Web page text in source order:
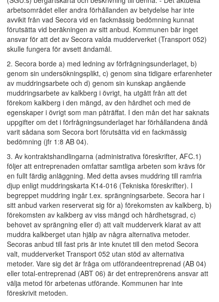
arbetsområdet eller andra förhållanden av betydelse har inte
avvikit från vad Secora vid en fackmässig bedömning kunnat
förutsätta vid beräkningen av sitt anbud. Kommunen bär inget
ansvar för att det av Secora valda mudderverket (Transport 052)
skulle fungera för avsett ändamål.
2. Secora borde a) med ledning av förfrågningsunderlaget, b)
genom sin undersökningsplikt, c) genom sina tidigare erfarenheter
av muddringsarbete och d) genom sin kunskap angående
muddringsarbete av kalkberg i övrigt, ha utgått från att det
förekom kalkberg i den mängd, av den hårdhet och med de
egenskaper i övrigt som man påträffat. I den mån det har saknats
uppgifter om det i förfrågningsunderlaget har förhållandena ändå
varit sådana som Secora bort förutsätta vid en fackmässig
bedömning (jfr 1:8 AB 04).
3. Av kontraktshandlingarna (administrativa föreskrifter, AFC.1)
följer att entreprenaden omfattar samtliga arbeten som krävs för
en fullt färdig anläggning. Med detta avses muddring till ramfria
djup enligt muddringskarta K14-016 (Tekniska föreskrifter). I
begreppet muddring ingår t.ex. sprängningsarbete. Secora har i
sitt anbud varken reserverat sig för a) förekomsten av kalkberg, b)
förekomsten av kalkberg av viss mängd och hårdhetsgrad, c)
behovet av sprängning eller d) att valt mudderverk klarat av att
muddra kalkberget utan hjälp av några alternativa metoder.
Secoras anbud till fast pris är inte knutet till den metod Secora
valt, mudderverket Transport 052 utan stöd av alternativa
metoder. Vare sig det är fråga om utförandeentreprenad (AB 04)
eller total-entreprenad (ABT 06) är det entreprenörens ansvar att
välja metod för arbetenas utförande. Kommunen har inte
föreskrivit metoden.